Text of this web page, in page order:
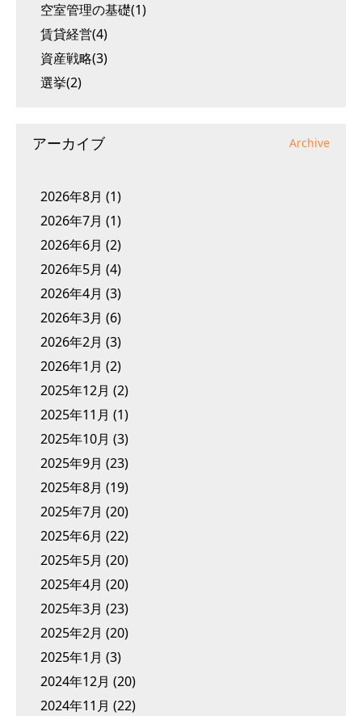
空室管理の基礎(1)
賃貸経営(4)
資産戦略(3)
選挙(2)
アーカイブ Archive
2026年8月 (1)
2026年7月 (1)
2026年6月 (2)
2026年5月 (4)
2026年4月 (3)
2026年3月 (6)
2026年2月 (3)
2026年1月 (2)
2025年12月 (2)
2025年11月 (1)
2025年10月 (3)
2025年9月 (23)
2025年8月 (19)
2025年7月 (20)
2025年6月 (22)
2025年5月 (20)
2025年4月 (20)
2025年3月 (23)
2025年2月 (20)
2025年1月 (3)
2024年12月 (20)
2024年11月 (22)